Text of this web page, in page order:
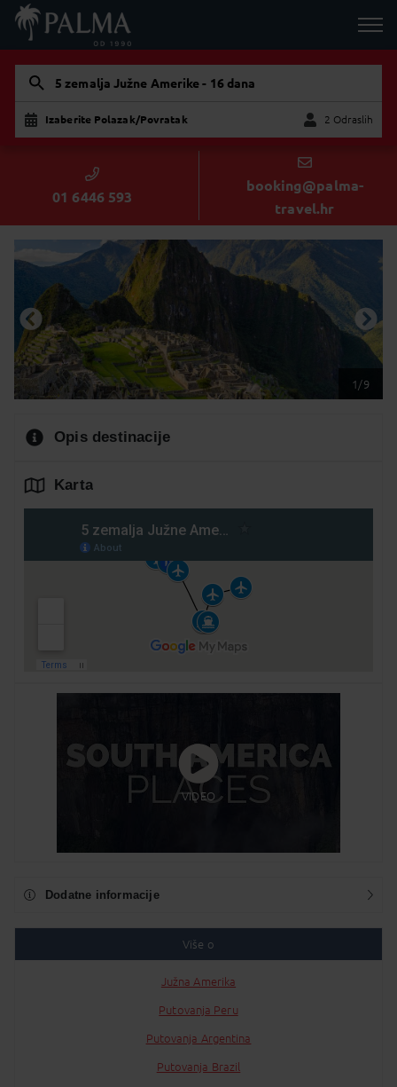
5 zemalja Južne Amerike - 16 dana
Izaberite Polazak/Povratak 2 Odraslih
01 6446 593
booking@palma-
travel.hr
1/9
Opis destinacije
Karta
VIDEO
Dodatne informacije
Više o
Južna Amerika
Putovanja Peru
Putovanja Argentina
Putovanja Brazil